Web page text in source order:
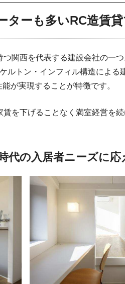
ターも多いRC造賃
関西を代表する建設会社の一
ルトン・インフィル構造による
が実現することが特徴です。
を下げることなく満室経営を
代の入居者ニーズに応